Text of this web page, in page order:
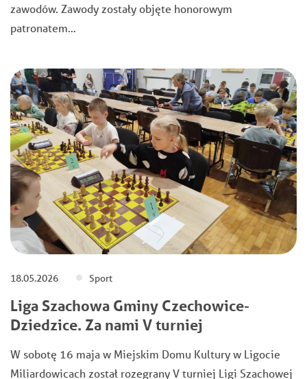
zawodów. Zawody zostały objęte honorowym
patronatem…
18.05.2026 Sport
Liga Szachowa Gminy Czechowice-
Dziedzice. Za nami V turniej
W sobotę 16 maja w Miejskim Domu Kultury w Ligocie
Miliardowicach został rozegrany V turniej Ligi Szachowej